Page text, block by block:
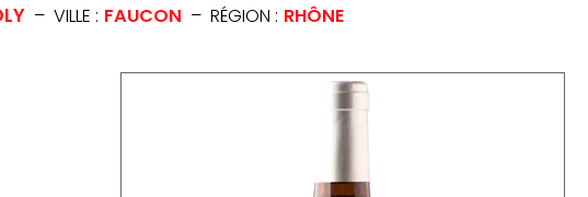
VILLE FAUCON RÉGION RHÔNE